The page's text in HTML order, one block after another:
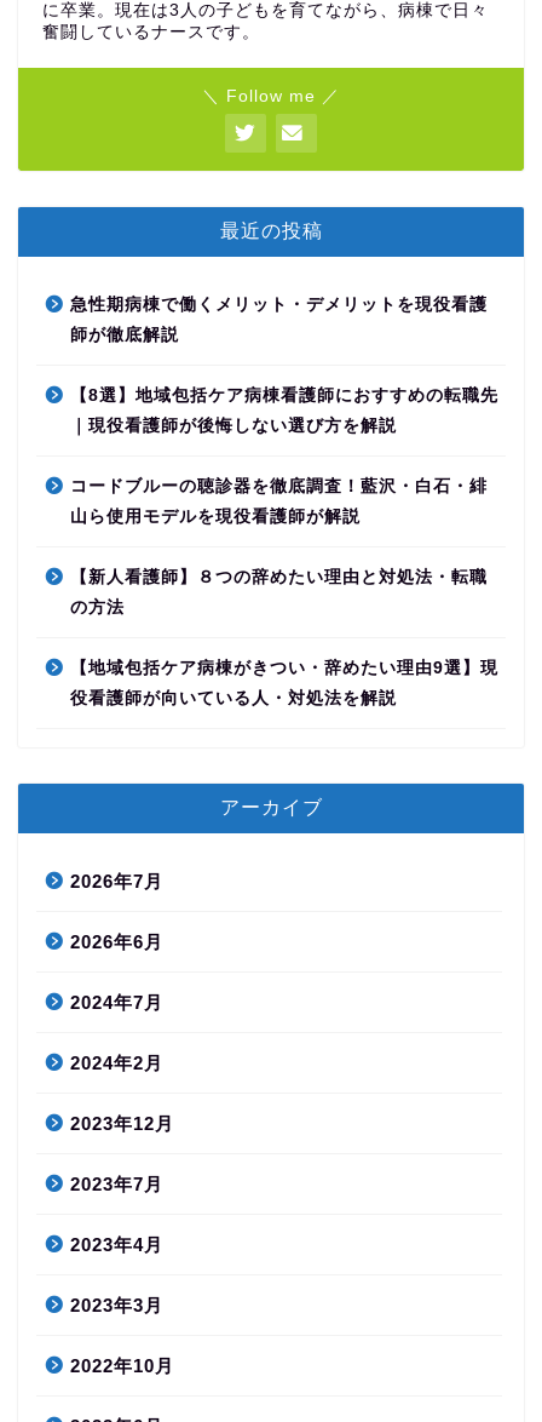
に卒業。現在は3人の子どもを育てながら、病棟で日々
奮闘しているナースです。
＼ Follow me ／
最近の投稿
急性期病棟で働くメリット・デメリットを現役看護
師が徹底解説
【8選】地域包括ケア病棟看護師におすすめの転職先
｜現役看護師が後悔しない選び方を解説
コードブルーの聴診器を徹底調査！藍沢・白石・緋
山ら使用モデルを現役看護師が解説
【新人看護師】８つの辞めたい理由と対処法・転職
の方法
【地域包括ケア病棟がきつい・辞めたい理由9選】現
役看護師が向いている人・対処法を解説
アーカイブ
2026年7月
2026年6月
2024年7月
2024年2月
2023年12月
2023年7月
2023年4月
2023年3月
2022年10月